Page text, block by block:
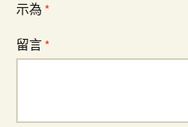
示為 *
留言 *